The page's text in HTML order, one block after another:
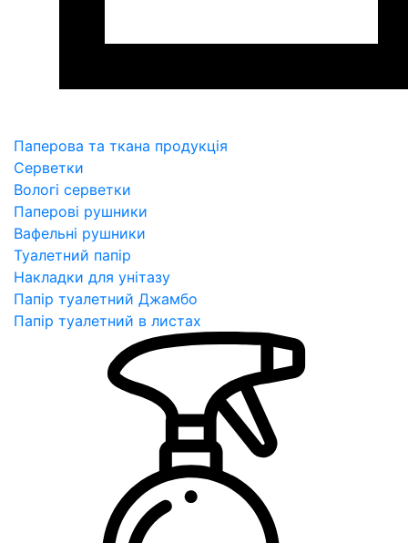
Паперова та ткана продукція
Серветки
Вологі серветки
Паперові рушники
Вафельні рушники
Туалетний папір
Накладки для унітазу
Папір туалетний Джамбо
Папір туалетний в листах